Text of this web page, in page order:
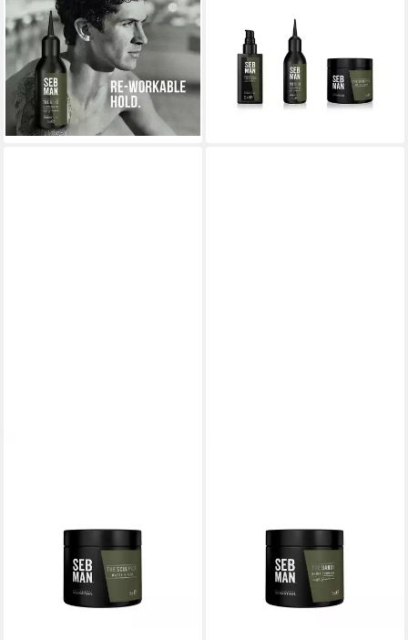
mittlerer Halt, mattes Finish,
24h Halt
26,99 € UVP33,10 €
(359,87 €/ 1 l)
-18%
lieferbar - in 1-2 Werktagen bei dir
BEARD & BODY WASH, Für
Haar, Bart und Körper
ab 15,99 €
UVP
19,45 €
(63,96 €/ 1 l)
-18%